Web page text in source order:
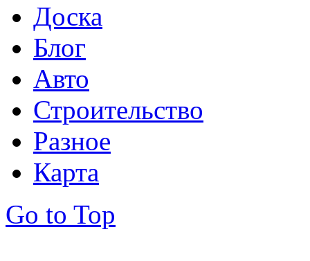
Доска
Блог
Авто
Строительство
Разное
Карта
Go to Top